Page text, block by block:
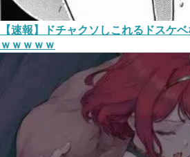
【速報】ドチャクソしこれるドスケ
ｗｗｗｗｗ